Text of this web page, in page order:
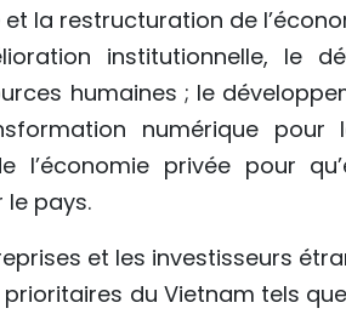
la restructuration de
institutionnelle, le
humaines ; le
numérique pour
privée pour
pays.
et les investisseurs
du Vietnam tels